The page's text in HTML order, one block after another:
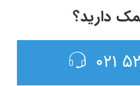
دارید؟